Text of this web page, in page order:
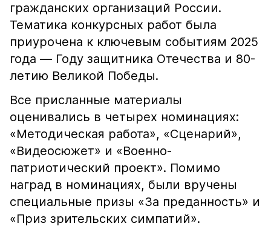
гражданских организаций России.
Тематика конкурсных работ была
приурочена к ключевым событиям 2025
года — Году защитника Отечества и 80-
летию Великой Победы.
Все присланные материалы
оценивались в четырех номинациях:
«Методическая работа», «Сценарий»,
«Видеосюжет» и «Военно-
патриотический проект». Помимо
наград в номинациях, были вручены
специальные призы «За преданность» и
«Приз зрительских симпатий».